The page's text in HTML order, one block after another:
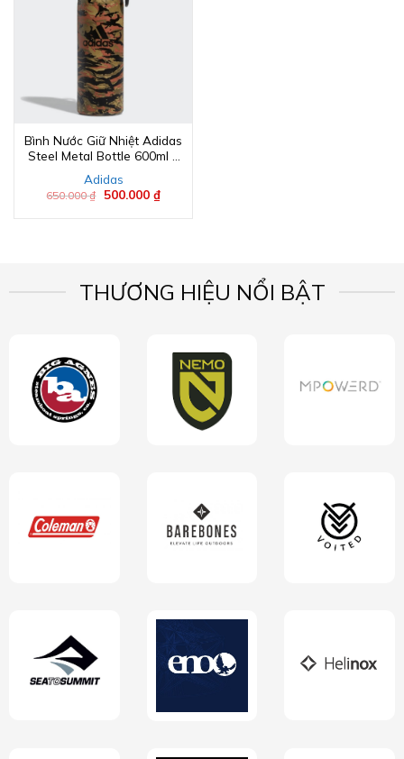
Bình Nước Giữ Nhiệt Adidas
Steel Metal Bottle 600ml –
Adidas
650.000₫ Giá
500.000 ₫Giá
THƯƠNG HIỆU NỔI BẬT